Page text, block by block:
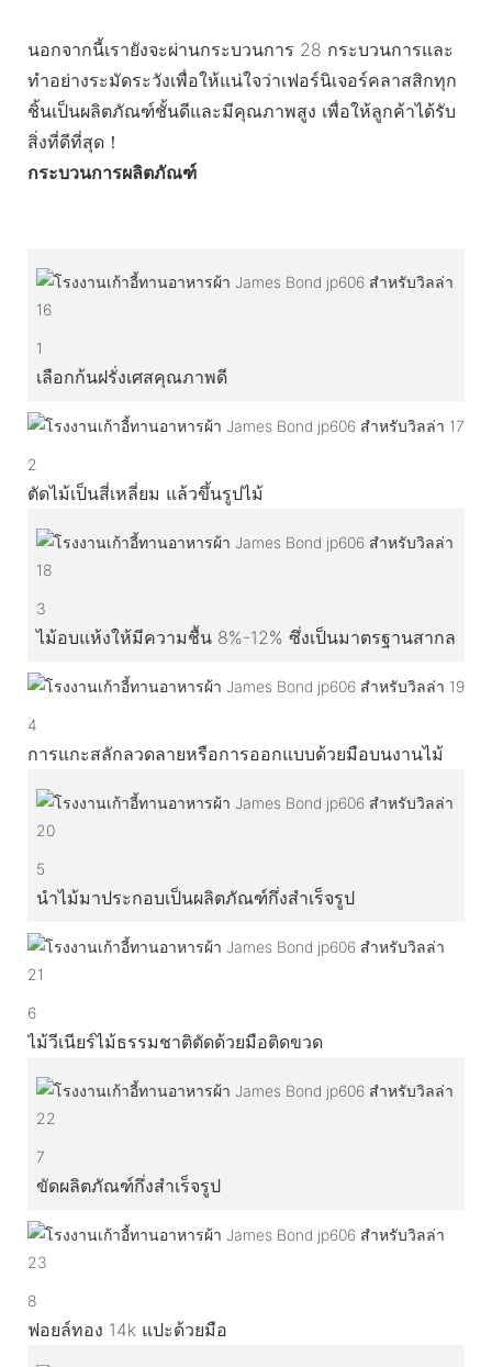
นอกจากนี้เรายังจะผ่านกระบวนการ 28 กระบวนการและ
ทำอย่างระมัดระวังเพื่อให้แน่ใจว่าเฟอร์นิเจอร์คลาสสิกทุก
ชิ้นเป็นผลิตภัณฑ์ชั้นดีและมีคุณภาพสูง เพื่อให้ลูกค้าได้รับ
สิ่งที่ดีที่สุด！
กระบวนการผลิตภัณฑ์
1
เลือกก้นฝรั่งเศสคุณภาพดี
2
ตัดไม้เป็นสี่เหลี่ยม แล้วขึ้นรูปไม้
3
ไม้อบแห้งให้มีความชื้น 8%-12% ซึ่งเป็นมาตรฐานสากล
4
การแกะสลักลวดลายหรือการออกแบบด้วยมือบนงานไม้
5
นำไม้มาประกอบเป็นผลิตภัณฑ์กึ่งสำเร็จรูป
6
ไม้วีเนียร์ไม้ธรรมชาติตัดด้วยมือติดขวด
7
ขัดผลิตภัณฑ์กึ่งสำเร็จรูป
8
ฟอยล์ทอง 14k แปะด้วยมือ